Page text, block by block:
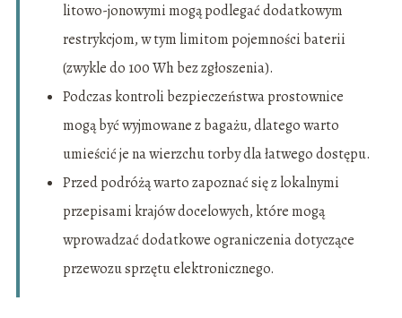
litowo-jonowymi mogą podlegać dodatkowym
restrykcjom, w tym limitom pojemności baterii
(zwykle do 100 Wh bez zgłoszenia).
Podczas kontroli bezpieczeństwa prostownice
mogą być wyjmowane z bagażu, dlatego warto
umieścić je na wierzchu torby dla łatwego dostępu.
Przed podróżą warto zapoznać się z lokalnymi
przepisami krajów docelowych, które mogą
wprowadzać dodatkowe ograniczenia dotyczące
przewozu sprzętu elektronicznego.